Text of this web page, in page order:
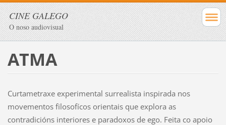
CINE GALEGO
O noso audiovisual
ATMA
Curtametraxe experimental surrealista inspirada nos
movementos filosofícos orientais que explora as
contradicións interiores e paradoxos de ego. Feita co apoio